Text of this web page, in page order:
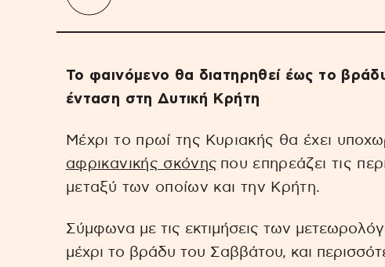
Το φαινόμενο θα διατηρηθεί έως το
ένταση στη Δυτική Κρήτη
Μέχρι το πρωί της Κυριακής θα έχει
αφρικανικής σκόνης που επηρεάζει τις
μεταξύ των οποίων και την Κρήτη.
Σύμφωνα με τις εκτιμήσεις των
μέχρι το βράδυ του Σαββάτου, και